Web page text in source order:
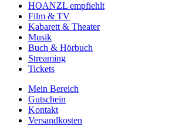
HOANZL empfiehlt
Film & TV
Kabarett & Theater
Musik
Buch & Hörbuch
Streaming
Tickets
Mein Bereich
Gutschein
Kontakt
Versandkosten